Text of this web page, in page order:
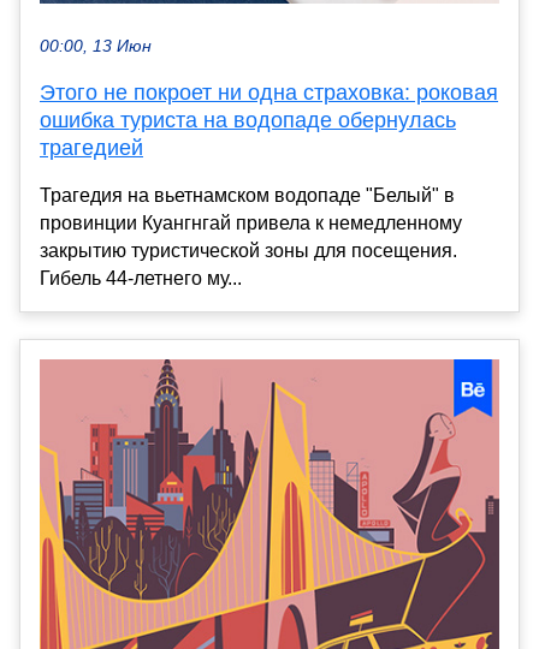
00:00, 13 Июн
Этого не покроет ни одна страховка: роковая
ошибка туриста на водопаде обернулась
трагедией
Трагедия на вьетнамском водопаде "Белый" в
провинции Куангнгай привела к немедленному
закрытию туристической зоны для посещения.
Гибель 44-летнего му...